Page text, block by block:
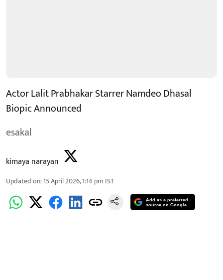
Actor Lalit Prabhakar Starrer Namdeo Dhasal
Biopic Announced
esakal
kimaya narayan
Updated on:15 April 2026, 1:14 pm IST
Add as a preferred
source on Google